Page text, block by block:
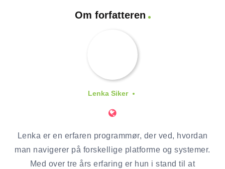
Om forfatteren
Lenka Siker
Lenka er en erfaren programmør, der ved, hvordan
man navigerer på forskellige platforme og systemer.
Med over tre års erfaring er hun i stand til at